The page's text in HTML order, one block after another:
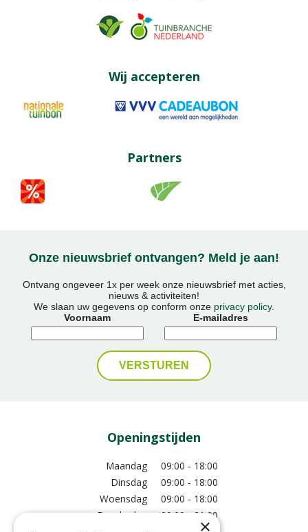
Wij accepteren
Partners
Onze nieuwsbrief ontvangen? Meld je aan!
Ontvang ongeveer 1x per week onze nieuwsbrief met acties,
nieuws & activiteiten!
We slaan uw gegevens op conform onze privacy policy.
Voornaam
E-mailadres
Openingstijden
Maandag
09:00 - 18:00
Dinsdag
09:00 - 18:00
Woensdag
09:00 - 18:00
Donderdag
09:00 - 21:00
×